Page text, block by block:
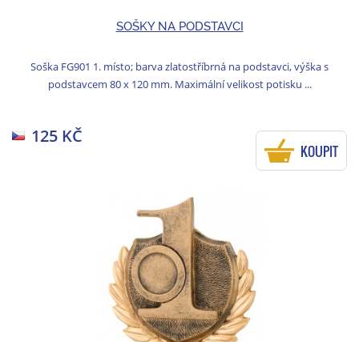
SOŠKY NA PODSTAVCI
Soška FG901 1. místo; barva zlatostříbrná na podstavci, výška s
podstavcem 80 x 120 mm. Maximální velikost potisku ...
125 KČ
KOUPIT